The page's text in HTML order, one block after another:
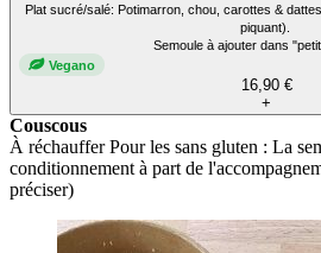
Plat sucré/salé: Potimarron, chou, carottes &
piquant).
Semoule à ajouter dans
Vegano
16,90 €
+
Couscous
À réchauffer Pour les sans gluten : La
conditionnement à part de
préciser)